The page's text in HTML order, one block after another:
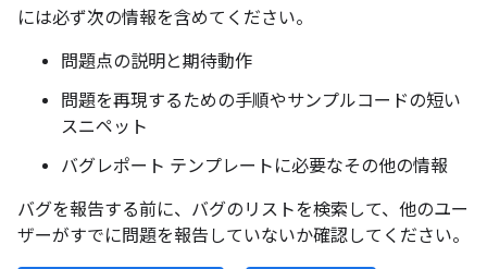
には必ず次の情報を含めてください。
問題点の説明と期待動作
問題を再現するための手順やサンプルコードの短い
スニペット
バグレポート テンプレートに必要なその他の情報
バグを報告する前に、バグのリストを検索して、他のユー
ザーがすでに問題を報告していないか確認してください。